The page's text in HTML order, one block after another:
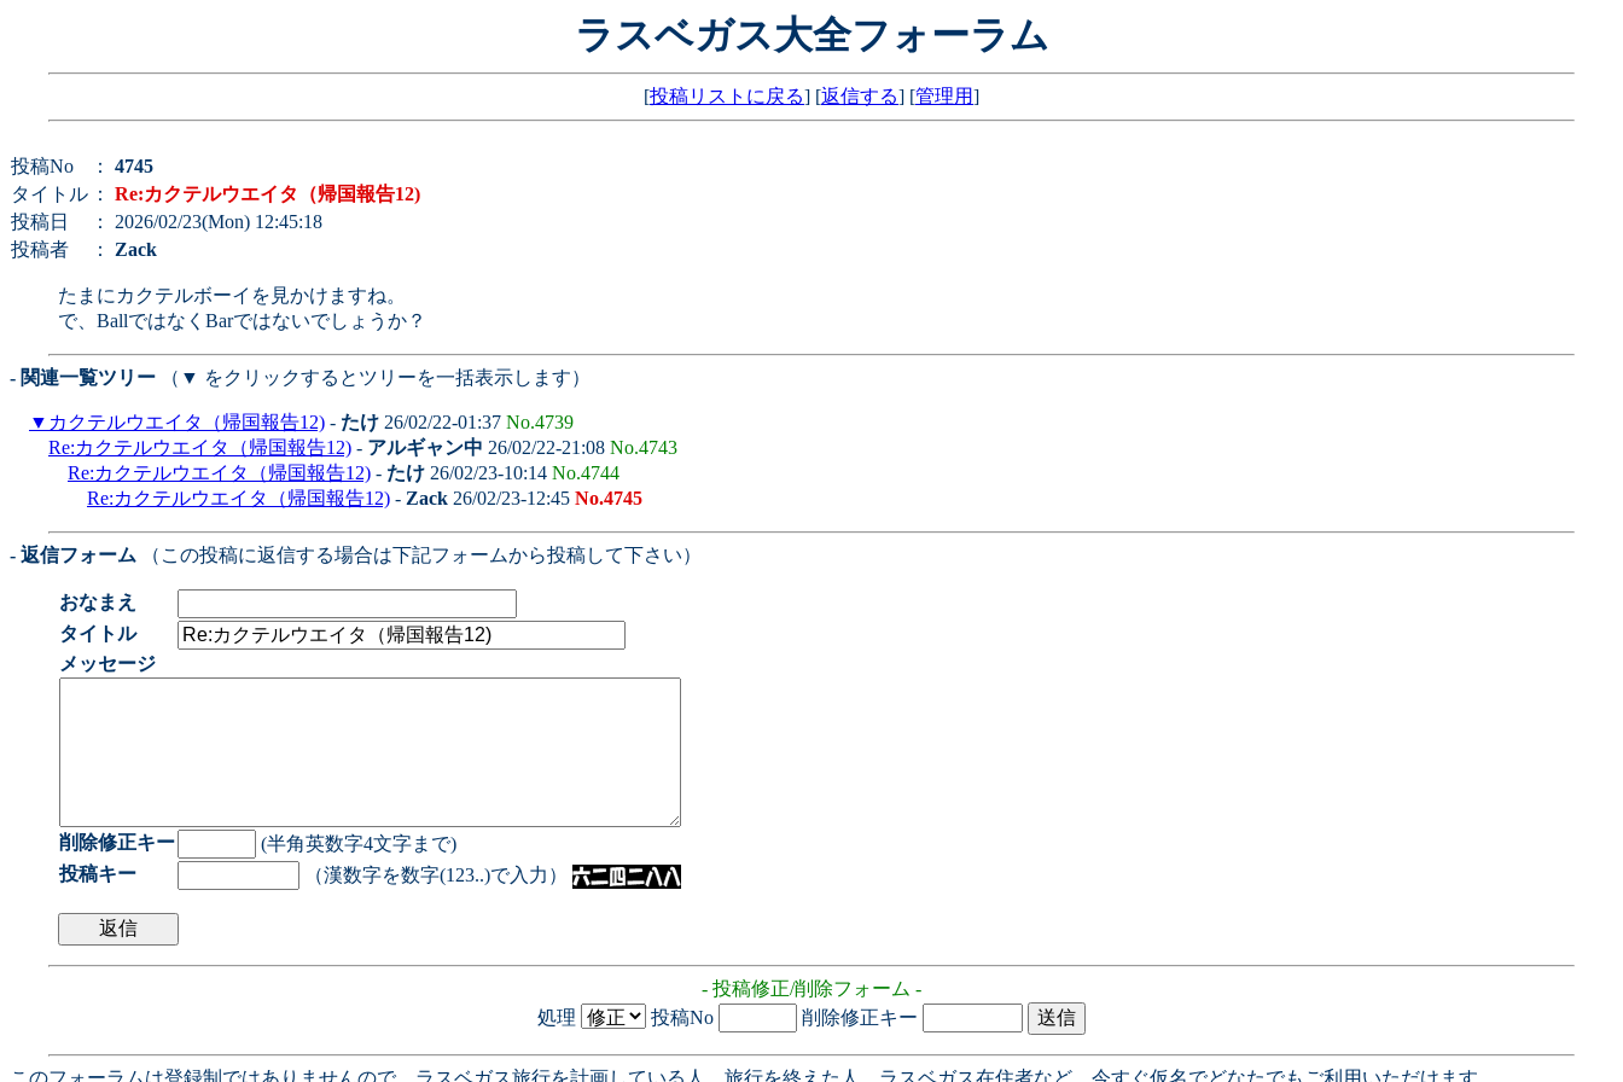
ラスベガス大全フォーラム
[投稿リストに戻る] [返信する] [管理用]
投稿No ： 4745
タイトル ： Re:カクテルウエイタ（帰国報告12)
投稿日
： 2026/02/23(Mon) 12:45:18
投稿者
： Zack
たまにカクテルボーイを見かけますね。
で、BallではなくBarではないでしょうか？
- 関連一覧ツリー （▼ をクリックするとツリーを一括表示します）
▼ カクテルウエイタ（帰国報告12) - たけ 26/02/22-01:37 No.4739
Re:カクテルウエイタ（帰国報告12) - アルギャン中 26/02/22-21:08 No.4743
Re:カクテルウエイタ（帰国報告12) - たけ 26/02/23-10:14 No.4744
Re:カクテルウエイタ（帰国報告12) - Zack 26/02/23-12:45 No.4745
- 返信フォーム （この投稿に返信する場合は下記フォームから投稿して下さい）
おなまえ
タイトル
メッセージ
削除修正キー
(半角英数字4文字まで)
投稿キー
（漢数字を数字(123..)で入力）
- 投稿修正/削除フォーム -
処理
投稿No 削除修正キー
このフォーラムは登録制ではありませんので、ラスベガス旅行を計画している人、旅行を終えた人、ラスベガス在住者など、今すぐ仮名でどなたでもご利用いただけます。